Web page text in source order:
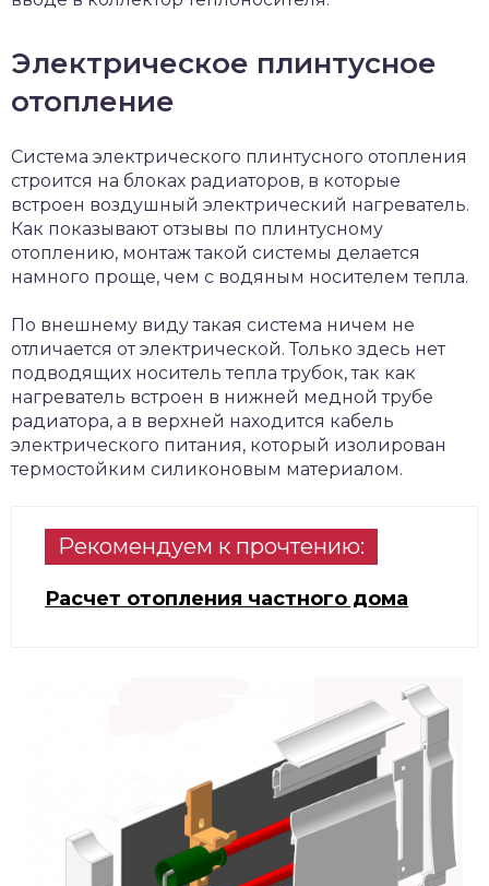
Электрическое плинтусное
отопление
Система электрического плинтусного отопления
строится на блоках радиаторов, в которые
встроен воздушный электрический нагреватель.
Как показывают отзывы по плинтусному
отоплению, монтаж такой системы делается
намного проще, чем с водяным носителем тепла.
По внешнему виду такая система ничем не
отличается от электрической. Только здесь нет
подводящих носитель тепла трубок, так как
нагреватель встроен в нижней медной трубе
радиатора, а в верхней находится кабель
электрического питания, который изолирован
термостойким силиконовым материалом.
Рекомендуем к прочтению:
Расчет отопления частного дома